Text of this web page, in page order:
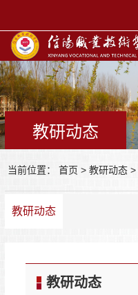
教研动态
当前位置： 首页 > 教研动态 >
教研动态
教研动态